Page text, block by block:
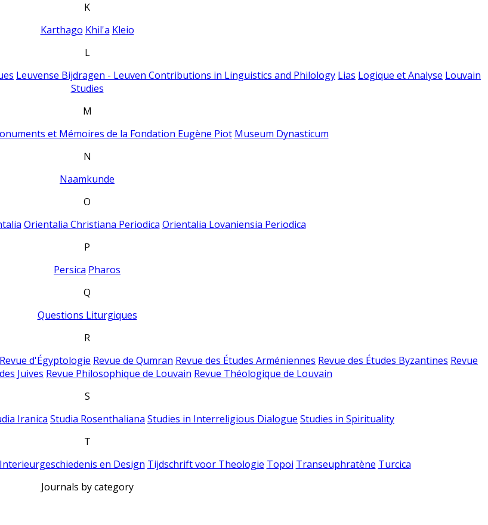
K
Karthago Khil'a Kleio
L
Leuvense Bijdragen - Leuven Contributions in Linguistics and Philology Lias Logique et Analyse Louvain
Studies
M
et Mémoires de la Fondation Eugène Piot Museum Dynasticum
N
Naamkunde
O
Orientalia Christiana Periodica Orientalia Lovaniensia Periodica
P
Persica Pharos
Q
Questions Liturgiques
R
Revue d'Égyptologie Revue de Qumran Revue des Études Arméniennes Revue des Études Byzantines Revue
Juives Revue Philosophique de Louvain Revue Théologique de Louvain
S
Iranica Studia Rosenthaliana Studies in Interreligious Dialogue Studies in Spirituality
T
en Design Tijdschrift voor Theologie Topoi Transeuphratène Turcica
Journals by category